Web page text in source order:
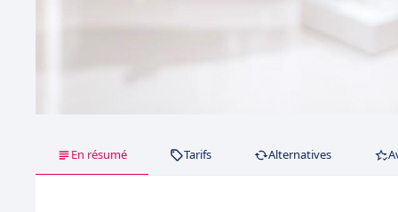
En résumé Tarifs Alternatives